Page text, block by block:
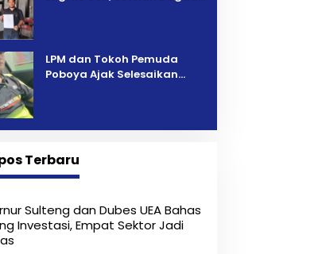
LPM dan Tokoh Pemuda
Poboya Ajak Selesaikan
Terbaru
Sulteng dan Dubes UEA Bahas
Investasi, Empat Sektor Jadi